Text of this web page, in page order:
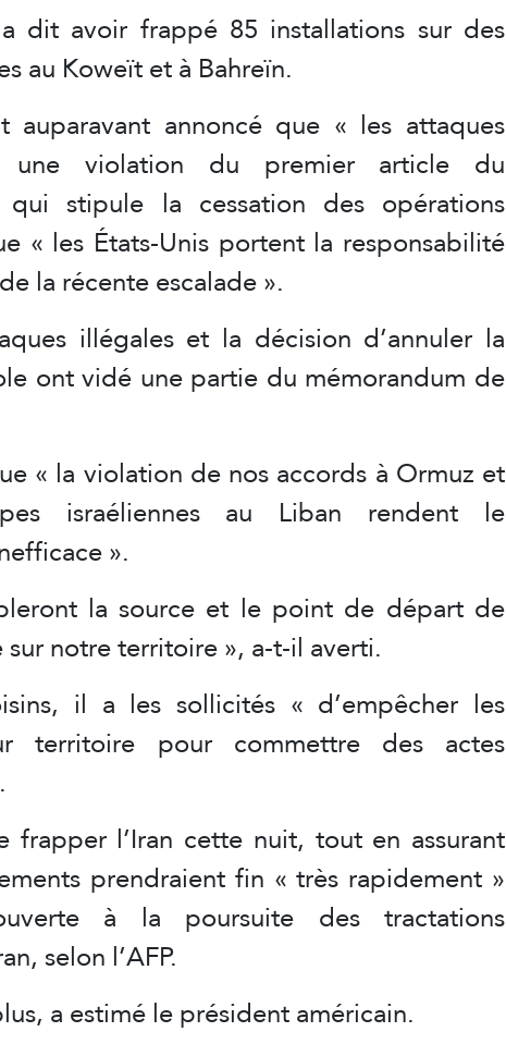
dit avoir frappé 85 installations sur des
au Koweït et à Bahreïn.
auparavant annoncé que « les attaques
une violation du premier article du
qui stipule la cessation des opérations
« les États-Unis portent la responsabilité
la récente escalade ».
illégales et la décision d’annuler la
ont vidé une partie du mémorandum de
« la violation de nos accords à Ormuz et
israéliennes au Liban rendent le
».
la source et le point de départ de
sur notre territoire », a-t-il averti.
il a les sollicités « d’empêcher les
territoire pour commettre des actes
frapper l’Iran cette nuit, tout en assurant
prendraient fin « très rapidement »
à la poursuite des tractations
selon l’AFP.
a estimé le président américain.